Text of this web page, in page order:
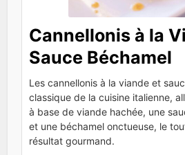
Cannellonis à la
Sauce Béchamel
Les cannellonis à la viande et
classique de la cuisine italienne,
à base de viande hachée, une
et une béchamel onctueuse, le
résultat gourmand.